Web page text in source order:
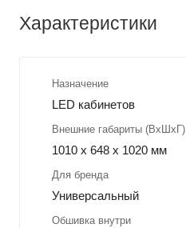
Характеристики
Назначение
LED кабинетов
Внешние габариты (ВхШхГ)
1010 x 648 x 1020 мм
Для бренда
Универсальный
Обшивка внутри